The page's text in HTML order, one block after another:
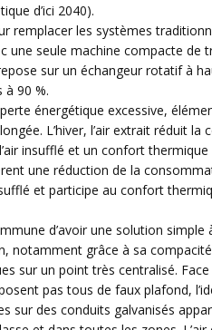
d’ici 2040).
les systèmes
seule machine compacte de
sur un échangeur rotatif à
à 90 %.
énergétique excessive,
L’hiver, l’air extrait réduit la
insufflé et un confort
une réduction de la
et participe au confort
d’avoir une solution
notamment grâce à sa
sur un point très centralisé.
pas tous de faux plafond,
sur des conduits galvanisés